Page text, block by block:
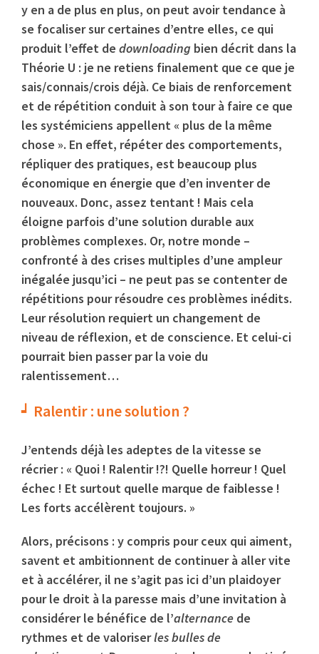
y en a de plus en plus, on peut avoir tendance à
se focaliser sur certaines d’entre elles, ce qui
produit l’effet de downloading bien décrit dans la
Théorie U : je ne retiens finalement que ce que je
sais/connais/crois déjà. Ce biais de renforcement
et de répétition conduit à son tour à faire ce que
les systémiciens appellent « plus de la même
chose ». En effet, répéter des comportements,
répliquer des pratiques, est beaucoup plus
économique en énergie que d’en inventer de
nouveaux. Donc, assez tentant ! Mais cela
éloigne parfois d’une solution durable aux
problèmes complexes. Or, notre monde –
confronté à des crises multiples d’une ampleur
inégalée jusqu’ici – ne peut pas se contenter de
répétitions pour résoudre ces problèmes inédits.
Leur résolution requiert un changement de
niveau de réflexion, et de conscience. Et celui-ci
pourrait bien passer par la voie du
ralentissement…
Ralentir : une solution ?
J’entends déjà les adeptes de la vitesse se
récrier : « Quoi ! Ralentir !?! Quelle horreur ! Quel
échec ! Et surtout quelle marque de faiblesse !
Les forts accélèrent toujours. »
Alors, précisons : y compris pour ceux qui aiment,
savent et ambitionnent de continuer à aller vite
et à accélérer, il ne s’agit pas ici d’un plaidoyer
pour le droit à la paresse mais d’une invitation à
considérer le bénéfice de l’alternance de
rythmes et de valoriserles bulles de